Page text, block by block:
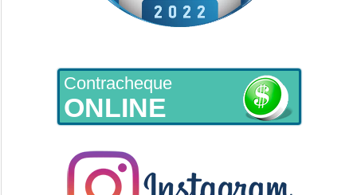
Contracheque
ONLINE